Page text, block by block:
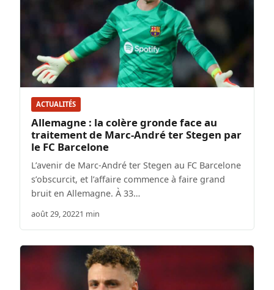
ACTUALITÉS
Allemagne : la colère gronde face au
traitement de Marc-André ter Stegen par
le FC Barcelone
L’avenir de Marc-André ter Stegen au FC Barcelone
s’obscurcit, et l’affaire commence à faire grand
bruit en Allemagne. À 33…
août 29, 20221 min